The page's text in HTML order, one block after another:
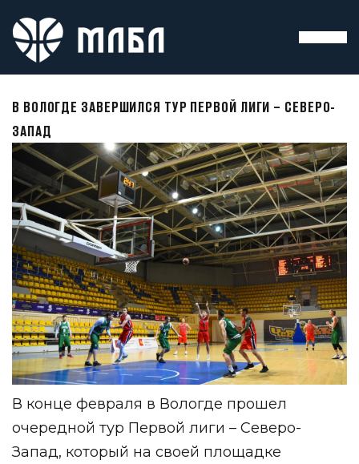
В ВОЛОГДЕ ЗАВЕРШИЛСЯ ТУР ПЕРВОЙ ЛИГИ – СЕВЕРО-
ЗАПАД
В конце февраля в Вологде прошел
очередной тур Первой лиги – Северо-
Запад, который на своей площадке